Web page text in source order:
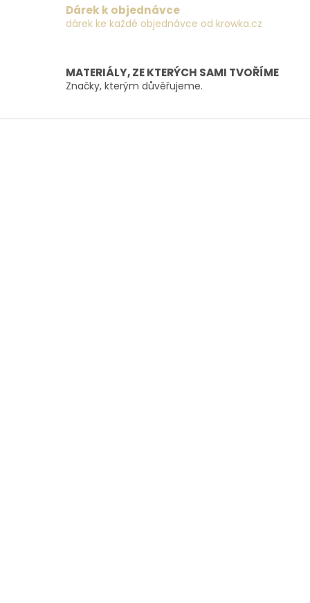
p
r
y
v
ý
i
Dárek k objednávce
dárek ke každé objednávce od krowka.cz
MATERIÁLY, ZE KTERÝCH SAMI TVOŘÍME
Značky, kterým důvěřujeme.